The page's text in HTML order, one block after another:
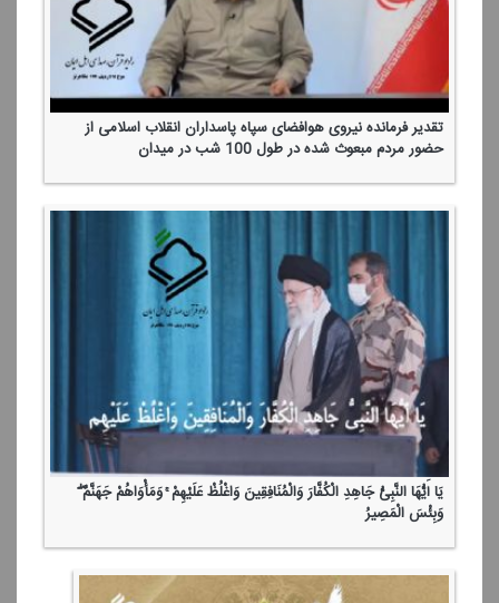
تقدیر فرمانده نیروی هوافضای سپاه پاسداران انقلاب اسلامی از
حضور مردم مبعوث شده در طول 100 شب در میدان
یَا أَیُّهَا النَّبِیُّ جَاهِدِ الْكُفَّارَ وَالْمُنَافِقِینَ وَاغْلُظْ عَلَیْهِمْ ۚ وَمَأْوَاهُمْ جَهَنَّمُ ۖ
وَبِئْسَ الْمَصِیرُ